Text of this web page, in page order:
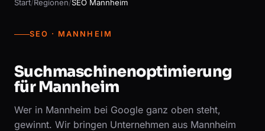
Start/Regionen/SEO Mannheim
SEO · MANNHEIM
Suchmaschinenoptimierung
für Mannheim
Wer in Mannheim bei Google ganz oben steht,
gewinnt. Wir bringen Unternehmen aus Mannheim